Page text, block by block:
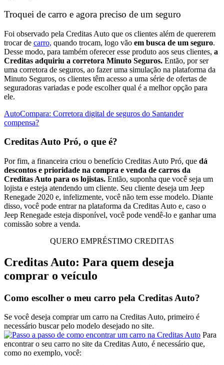
Troquei de carro e agora preciso de um seguro
Foi observado pela Creditas Auto que os clientes além de quererem
trocar de carro, quando trocam, logo vão em busca de um seguro.
Desse modo, para também oferecer esse produto aos seus clientes, a
Creditas adquiriu a corretora Minuto Seguros. Então, por ser
uma corretora de seguros, ao fazer uma simulação na plataforma da
Minuto Seguros, os clientes têm acesso a uma série de ofertas de
seguradoras variadas e pode escolher qual é a melhor opção para
ele.
AutoCompara: Corretora digital de seguros do Santander
compensa?
Creditas Auto Pró, o que é?
Por fim, a financeira criou o benefício Creditas Auto Pró, que dá
descontos e prioridade na compra e venda de carros da
Creditas Auto para os lojistas. Então, suponha que você seja um
lojista e esteja atendendo um cliente. Seu cliente deseja um Jeep
Renegade 2020 e, infelizmente, você não tem esse modelo. Diante
disso, você pode entrar na plataforma da Creditas Auto e, caso o
Jeep Renegade esteja disponível, você pode vendê-lo e ganhar uma
comissão sobre a venda.
QUERO EMPRÉSTIMO CREDITAS
Creditas Auto: Para quem deseja
comprar o veículo
Como escolher o meu carro pela Creditas Auto?
Se você deseja comprar um carro na Creditas Auto, primeiro é
necessário buscar pelo modelo desejado no site.
Para
encontrar o seu carro no site da Creditas Auto, é necessário que,
como no exemplo, você: